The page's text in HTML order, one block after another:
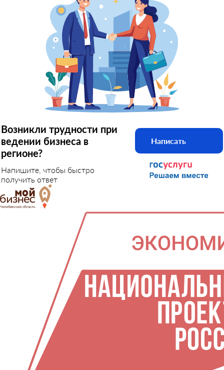
Возникли трудности при
ведении бизнеса в
регионе?
Напишите, чтобы быстро
получить ответ
Написать